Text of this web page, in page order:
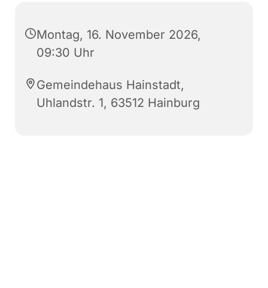
Montag, 16. November 2026,
09:30 Uhr
Gemeindehaus Hainstadt,
Uhlandstr. 1, 63512 Hainburg